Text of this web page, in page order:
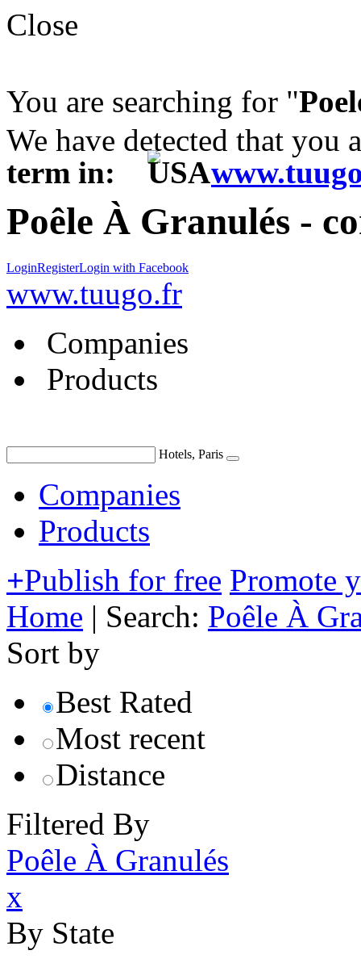
Close
You are searching for "
We have detected that you
term in:
Poêle À Granulés -
LoginRegisterLogin with Facebook
www.tuugo.fr
Companies
Products
Hotels, Paris
Companies
Products
+Publish for free Promote
Home | Search: Poêle À
Sort by
Best Rated
Most recent
Distance
Filtered By
Poêle À Granulés
x
By State